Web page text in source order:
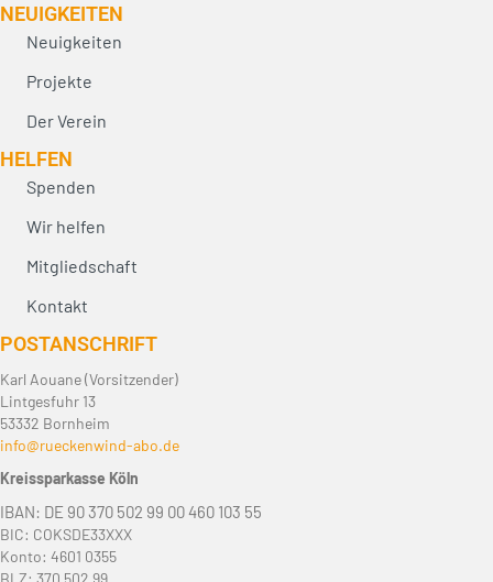
NEUIG­KEITEN
Neuigkeiten
Projekte
Der Verein
HELFEN
Spenden
Wir helfen
Mitgliedschaft
Kontakt
POST­ANSCHRIFT
Karl Aouane (Vorsitzender)
Lintgesfuhr 13
53332 Bornheim
info@rueckenwind-abo.de
Kreissparkasse Köln
IBAN: DE 90 370 502 99 00 460 103 55
BIC: COKSDE33XXX
Konto: 4601 0355